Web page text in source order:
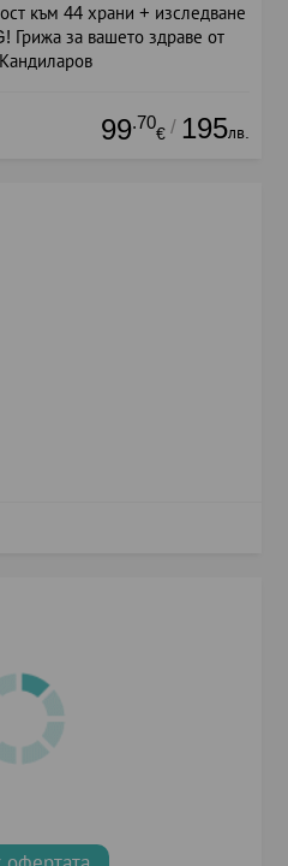
към 44 храни + изследване
Грижа за вашето здраве от
99.70
€ / 195лв.